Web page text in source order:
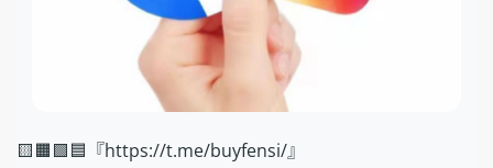
🟨🟧🟩🟦『https://t.me/buyfensi/』